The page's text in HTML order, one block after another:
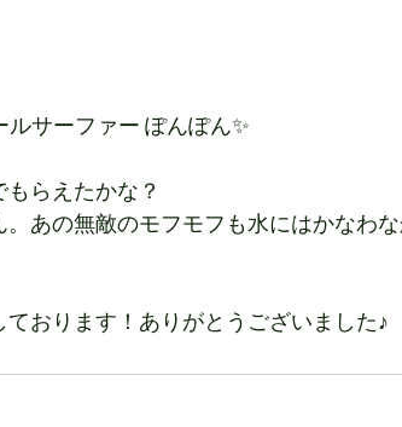
ルサーファー ぽんぽん✨
らえたかな？
あの無敵のモフモフも水にはかなわ
おります！ありがとうございました♪